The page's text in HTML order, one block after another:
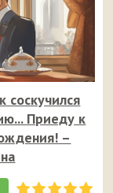
соскучился
Приеду к
–